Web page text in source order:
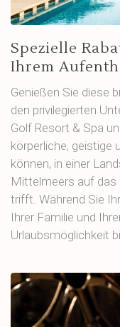
Spezielle
Ihrem
Genießen Sie diese
den privilegierten
Golf Resort & Spa
körperliche, geistige
können, in einer
Mittelmeers auf das
trifft. Während Sie
Ihrer Familie und
Urlaubsmöglichkeit